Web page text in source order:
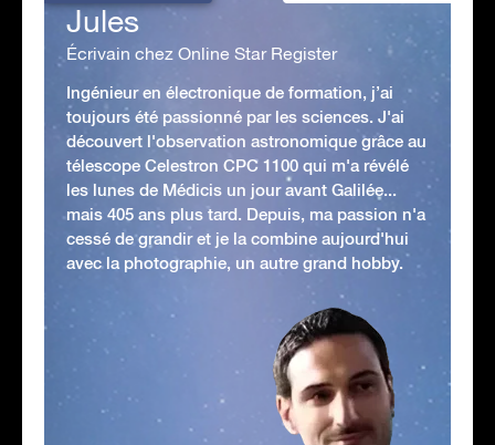
Jules
Écrivain chez Online Star Register
Ingénieur en électronique de formation, j’ai
toujours été passionné par les sciences. J'ai
découvert l'observation astronomique grâce au
télescope Celestron CPC 1100 qui m'a révélé
les lunes de Médicis un jour avant Galilée...
mais 405 ans plus tard. Depuis, ma passion n'a
cessé de grandir et je la combine aujourd'hui
avec la photographie, un autre grand hobby.